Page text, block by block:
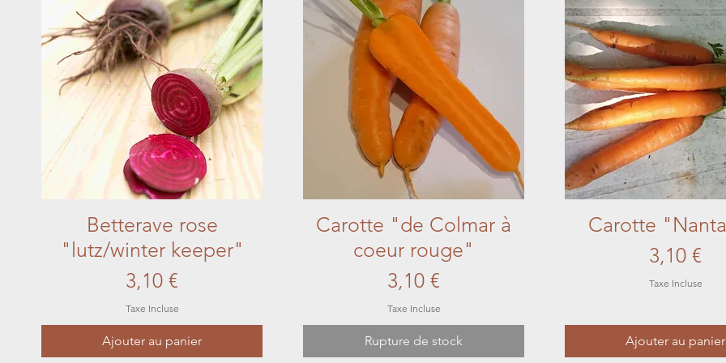
Aperçu rapide
Betterave rose
"lutz/winter keeper"
Prix
3,10 €
Taxe Incluse
Ajouter au panier
Aperçu rapide
Carotte "de Colmar à
coeur rouge"
Prix
3,10 €
Taxe Incluse
Rupture de stock
Aperçu rapide
Carotte
Prix
3,10 €
Taxe Incluse
Ajouter au panier